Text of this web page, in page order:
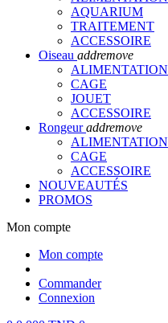
AQUARIUM
TRAITEMENT
ACCESSOIRE
Oiseau addremove
ALIMENTATION
CAGE
JOUET
ACCESSOIRE
Rongeur addremove
ALIMENTATION
CAGE
ACCESSOIRE
NOUVEAUTÉS
PROMOS
Mon compte
Mon compte
Commander
Connexion